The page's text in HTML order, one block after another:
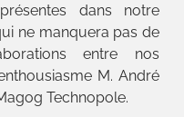
dans notre
ne manquera pas de
entre nos
M. André
Technopole.